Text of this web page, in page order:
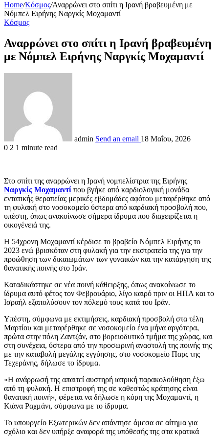
Home/Κόσμος/Αναρρώνει στο σπίτι η Ιρανή βραβευμένη με
Νόμπελ Ειρήνης Ναργκίς Μοχαμαντί
Κόσμος
Αναρρώνει στο σπίτι η Ιρανή βραβευμένη
με Νόμπελ Ειρήνης Ναργκίς Μοχαμαντί
admin Send an email 18 Μαΐου, 2026
0 2 1 minute read
Στο σπίτι της αναρρώνει η Ιρανή νομπελίστρια της Ειρήνης
Ναργκίς Μοχαμαντί που βγήκε από καρδιολογική μονάδα
εντατικής θεραπείας μερικές εβδομάδες αφότου μεταφέρθηκε από
τη φυλακή στο νοσοκομείο ύστερα από καρδιακή προσβολή που,
υπέστη, όπως ανακοίνωσε σήμερα ίδρυμα που διαχειρίζεται η
οικογένειά της.
Η 54χρονη Μοχαμαντί κέρδισε το βραβείο Νόμπελ Ειρήνης το
2023 ενώ βρισκόταν στη φυλακή για την εκστρατεία της για την
προώθηση των δικαιωμάτων των γυναικών και την κατάργηση της
θανατικής ποινής στο Ιράν.
Καταδικάστηκε σε νέα ποινή κάθειρξης, όπως ανακοίνωσε το
ίδρυμα αυτό φέτος τον Φεβρουάριο, λίγο καιρό πριν οι ΗΠΑ και το
Ισραήλ εξαπολύσουν τον πόλεμό τους κατά του Ιράν.
Υπέστη, σύμφωνα με εκτιμήσεις, καρδιακή προσβολή στα τέλη
Μαρτίου και μεταφέρθηκε σε νοσοκομείο ένα μήνα αργότερα,
πρώτα στην πόλη Ζαντζάν, στο βορειοδυτικό τμήμα της χώρας, και
στη συνέχεια, ύστερα από την προσωρινή αναστολή της ποινής της
με την καταβολή μεγάλης εγγύησης, στο νοσοκομείο Παρς της
Τεχεράνης, δήλωσε το ίδρυμα.
«Η ανάρρωσή της απαιτεί αυστηρή ιατρική παρακολούθηση έξω
από τη φυλακή. Η επιστροφή της σε καθεστώς κράτησης είναι
θανατική ποινή», φέρεται να δήλωσε η κόρη της Μοχαμαντί, η
Κιάνα Ραχμάνι, σύμφωνα με το ίδρυμα.
Το υπουργείο Εξωτερικών δεν απάντησε άμεσα σε αίτημα για
σχόλιο και δεν υπήρξε αναφορά της υπόθεσής της στα κρατικά